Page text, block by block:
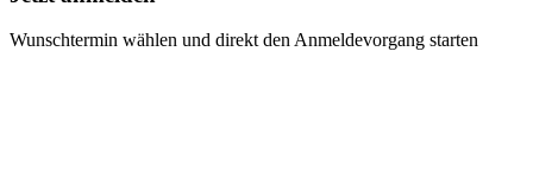
Wunschtermin wählen und direkt den Anmeldevorgang starten